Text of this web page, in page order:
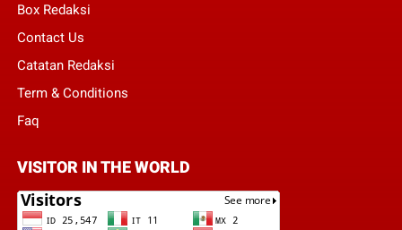
Box Redaksi
Contact Us
Catatan Redaksi
Term & Conditions
Faq
VISITOR IN THE WORLD